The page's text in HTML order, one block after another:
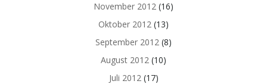
November 2012 (16)
Oktober 2012 (13)
September 2012 (8)
August 2012 (10)
Juli 2012(17)